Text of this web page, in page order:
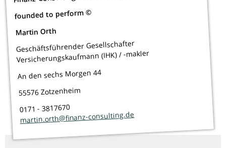
founded to perform ©
Martin Orth
Geschäftsführender Gesellschafter
Versicherungskaufmann (IHK) / -makler
An den sechs Morgen 44
55576 Zotzenheim
0171 - 3817670
martin.orth@finanz-consulting.de